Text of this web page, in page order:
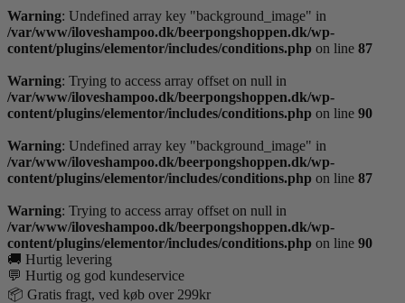
Warning: Undefined array key "background_image" in
/var/www/iloveshampoo.dk/beerpongshoppen.dk/wp-
content/plugins/elementor/includes/conditions.php on line 87
Warning: Trying to access array offset on null in
/var/www/iloveshampoo.dk/beerpongshoppen.dk/wp-
content/plugins/elementor/includes/conditions.php on line 90
Warning: Undefined array key "background_image" in
/var/www/iloveshampoo.dk/beerpongshoppen.dk/wp-
content/plugins/elementor/includes/conditions.php on line 87
Warning: Trying to access array offset on null in
/var/www/iloveshampoo.dk/beerpongshoppen.dk/wp-
content/plugins/elementor/includes/conditions.php on line 90
🚚 Hurtig levering
💬 Hurtig og god kundeservice
📦 Gratis fragt, ved køb over 299kr